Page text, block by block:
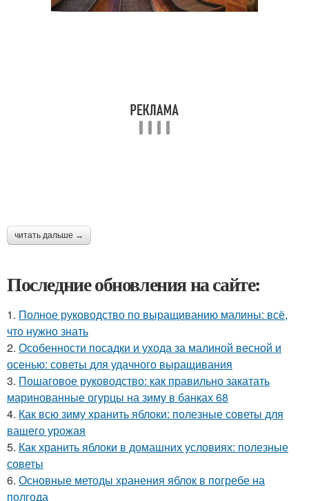
читать дальше →
Последние обновления на сайте:
1. Полное руководство по выращиванию малины: всё,
что нужно знать
2. Особенности посадки и ухода за малиной весной и
осенью: советы для удачного выращивания
3. Пошаговое руководство: как правильно закатать
маринованные огурцы на зиму в банках 68
4. Как всю зиму хранить яблоки: полезные советы для
вашего урожая
5. Как хранить яблоки в домашних условиях: полезные
советы
6. Основные методы хранения яблок в погребе на
полгода